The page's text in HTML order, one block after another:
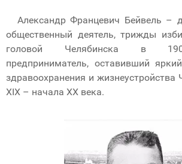
Александр Францевич Бейвель –
общественный деятель, трижды
головой Челябинска в
предприниматель, оставивший
здравоохранения и жизнеустройства
XIX – начала XX века.